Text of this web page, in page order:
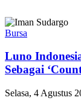
Bursa
Luno
Sebagai
Selasa, 4 Agustus